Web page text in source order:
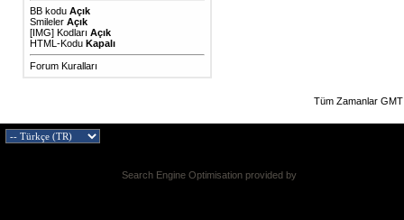
BB kodu Açık
Smileler Açık
[IMG] Kodları Açık
HTML-Kodu Kapalı
Forum Kuralları
Tüm Zamanlar
Search Engine Optimisation provided by